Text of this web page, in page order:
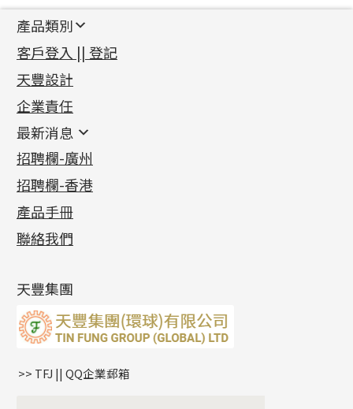
產品類別
新產品
足金系列
足金配件
機織鏈系列
珠仔鏈
镶口链
管狀網鏈
十字車花鏈系列
十字閃O鏈系列
十字錘打鏈系列
側身車花鏈系列
側身鏈系列
雙十字鏈系列
水波鏈系列
蛇骨鏈系列
鏈尾系列
嘴唇鏈系列
首飾配件
耳環類配件
卷迫系列
螺絲迫系列
梅花迫系列
平臺迫系列
綫拍系列
美拍系列
耳環扣系列
耳綫/耳鈎系列
耳環爪頭
耳環
鏈類配件
動感車花吊墜
調節珠系列
生圈扣系列
龍蝦扣系列
鴨俐制系列
字母吊墜
相盒吊墜
項鏈吊墜
生肖吊墜
星座吊墜
其他類配件
珠盤系列
袖口鈕系列
焊片及鐳射綫
空心車花管
珠類配件
無孔光身珠
空心光身珠
無孔批花珠
鑲口類
四爪頭系列
六爪頭系列
車花片
動感車花片
鑲口戒指
鑲口手鏈系列
首飾系列
手镯系列
戒指系列
空心耳環
空心车花管首饰链
空心手鐲系列
貴金屬原料
千足金
記憶金屬系列
記憶戒指
拉簧珠珠手鏈
記憶鈦手鐲
客戶登入 || 登記
天豐設計
企業責任
最新消息
最新消息
各項證書(2)
相片集(9)
展覽會資訊
最新產品資訊
招聘欄-廣州
招聘欄-香港
產品手冊
聯絡我們
天豐集團
>> TFJ || QQ企業郵箱